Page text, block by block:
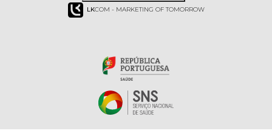
LKCOM - MARKETING OF TOMORROW